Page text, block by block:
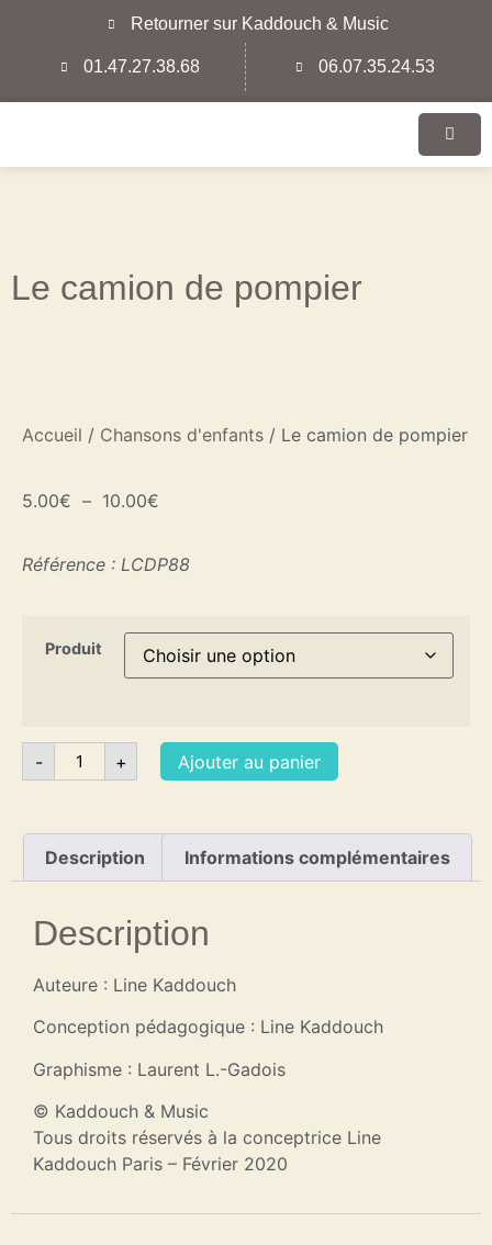
Retourner sur Kaddouch & Music
01.47.27.38.68 06.07.35.24.53
Le camion de pompier
Accueil / Chansons d'enfants / Le camion de pompier
5.00€ – 10.00€
Référence : LCDP88
Produit
- + Ajouter au panier
Description Informations complémentaires
Description
Auteure : Line Kaddouch
Conception pédagogique : Line Kaddouch
Graphisme : Laurent L.-Gadois
© Kaddouch & Music
Tous droits réservés à la conceptrice Line
Kaddouch Paris – Février 2020